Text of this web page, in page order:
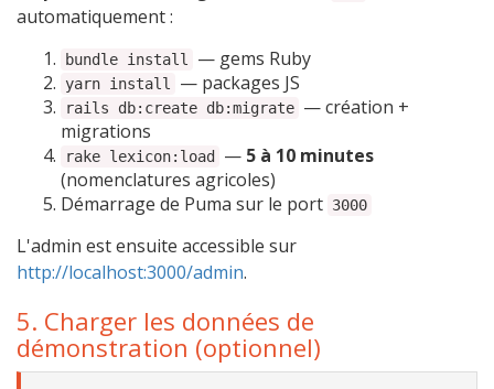
automatiquement :
bundle install — gems Ruby
yarn install — packages JS
rails db:create db:migrate — création +
migrations
rake lexicon:load — 5 à 10 minutes
(nomenclatures agricoles)
Démarrage de Puma sur le port 3000
L'admin est ensuite accessible sur
http://localhost:3000/admin.
5. Charger les données de
démonstration (optionnel)